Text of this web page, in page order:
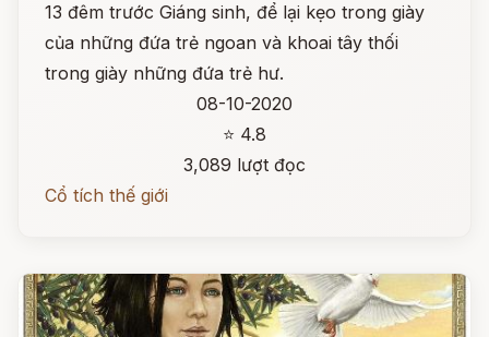
13 đêm trước Giáng sinh, để lại kẹo trong giày
của những đứa trẻ ngoan và khoai tây thối
trong giày những đứa trẻ hư.
08-10-2020
⭐ 4.8
3,089 lượt đọc
Cổ tích thế giới